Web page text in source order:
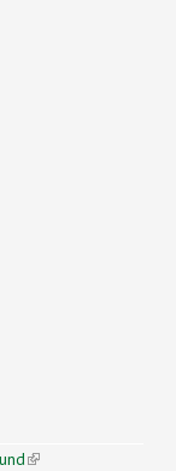
external)
(link is